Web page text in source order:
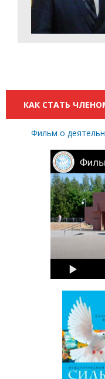
КАК СТАТЬ
Фильм о